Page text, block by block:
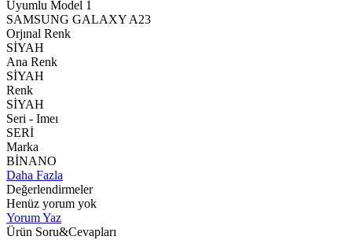
Uyumlu Model 1
SAMSUNG GALAXY A23
Orjınal Renk
SİYAH
Ana Renk
SİYAH
Renk
SİYAH
Seri - Imeı
SERİ
Marka
BİNANO
Daha Fazla
Değerlendirmeler
Henüz yorum yok
Yorum Yaz
Ürün Soru&Cevapları